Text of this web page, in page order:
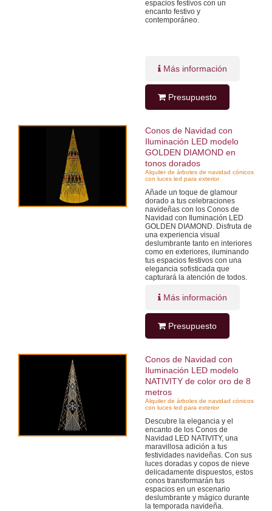
espacios festivos con un
encanto festivo y
contemporáneo.
Más información
Presupuesto
Conos de Navidad con
Iluminación LED modelo
GOLDEN DIAMOND en
tonos dorados
Alquiler de árboles de navidad cónicos
con luces led para exterior
Añade un toque de glamour
dorado a tus celebraciones
navideñas con los Conos de
Navidad con Iluminación LED
GOLDEN DIAMOND. Disfruta de
una experiencia visual
deslumbrante tanto en interiores
como en exteriores, iluminando
tus espacios festivos con una
elegancia sofisticada que
capturará la atención de todos.
Más información
Presupuesto
Conos de Navidad con
Iluminación LED modelo
NATIVITY de color oro de 8
metros
Alquiler de árboles de navidad cónicos
con luces led para exterior
Descubre la elegancia y el
encanto de los Conos de
Navidad LED NATIVITY, una
maravillosa adición a tus
festividades navideñas. Con sus
luces doradas y copos de nieve
delicadamente dispuestos, estos
conos transformarán tus
espacios en un escenario
deslumbrante y mágico durante
la temporada navideña.